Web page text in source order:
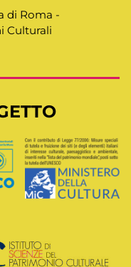
di Roma -
Culturali